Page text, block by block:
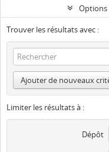
Options
Trouver les résultats avec :
Ajouter de nouveaux
Limiter les résultats à :
Dépôt